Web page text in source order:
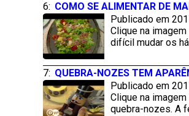
6: COMO SE ALIMENTAR DE
Publicado em
Clique na
difícil mudar os
7: QUEBRA-NOZES TEM
Publicado em
Clique na
quebra-nozes. A